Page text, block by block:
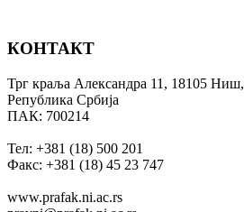
КОНТАКТ
Трг краља Александра 11, 18105 Ниш,
Република Србија
ПАК: 700214
Тел: +381 (18) 500 201
Факс: +381 (18) 45 23 747
www.prafak.ni.ac.rs